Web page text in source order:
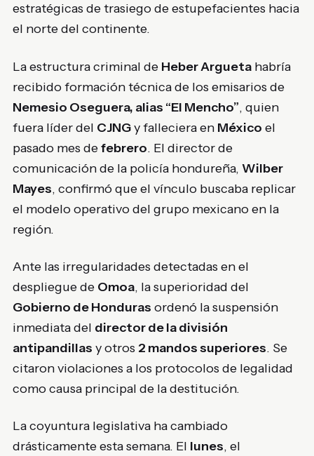
estratégicas de trasiego de estupefacientes hacia
el norte del continente.
La estructura criminal de Heber Argueta habría
recibido formación técnica de los emisarios de
Nemesio Oseguera, alias “El Mencho”, quien
fuera líder del CJNGy falleciera en México el
pasado mes defebrero. El director de
comunicación de la policía hondureña, Wilber
Mayes, confirmó que el vínculo buscaba replicar
el modelo operativo del grupo mexicano en la
región.
Ante las irregularidades detectadas en el
despliegue de Omoa, la superioridad del
Gobierno de Honduras ordenó la suspensión
inmediata del director de la división
antipandillas y otros 2 mandos superiores. Se
citaron violaciones a los protocolos de legalidad
como causa principal de la destitución.
La coyuntura legislativa ha cambiado
drásticamente esta semana. El lunes, el